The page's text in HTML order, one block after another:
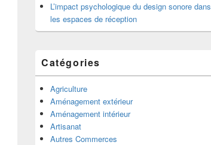
L’impact psychologique du design sonore dans
les espaces de réception
Catégories
Agriculture
Aménagement extérieur
Aménagement intérieur
Artisanat
Autres Commerces